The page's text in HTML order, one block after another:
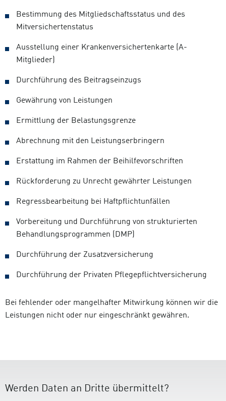
Bestimmung des Mitgliedschaftsstatus und des
Mitversichertenstatus
Ausstellung einer Krankenversichertenkarte (A-
Mitglieder)
Durchführung des Beitragseinzugs
Gewährung von Leistungen
Ermittlung der Belastungsgrenze
Abrechnung mit den Leistungserbringern
Erstattung im Rahmen der Beihilfevorschriften
Rückforderung zu Unrecht gewährter Leistungen
Regressbearbeitung bei Haftpflichtunfällen
Vorbereitung und Durchführung von strukturierten
Behandlungsprogrammen (DMP)
Durchführung der Zusatzversicherung
Durchführung der Privaten Pflegepflichtversicherung
Bei fehlender oder mangelhafter Mitwirkung können wir die
Leistungen nicht oder nur eingeschränkt gewähren.
Werden Daten an Dritte übermittelt?